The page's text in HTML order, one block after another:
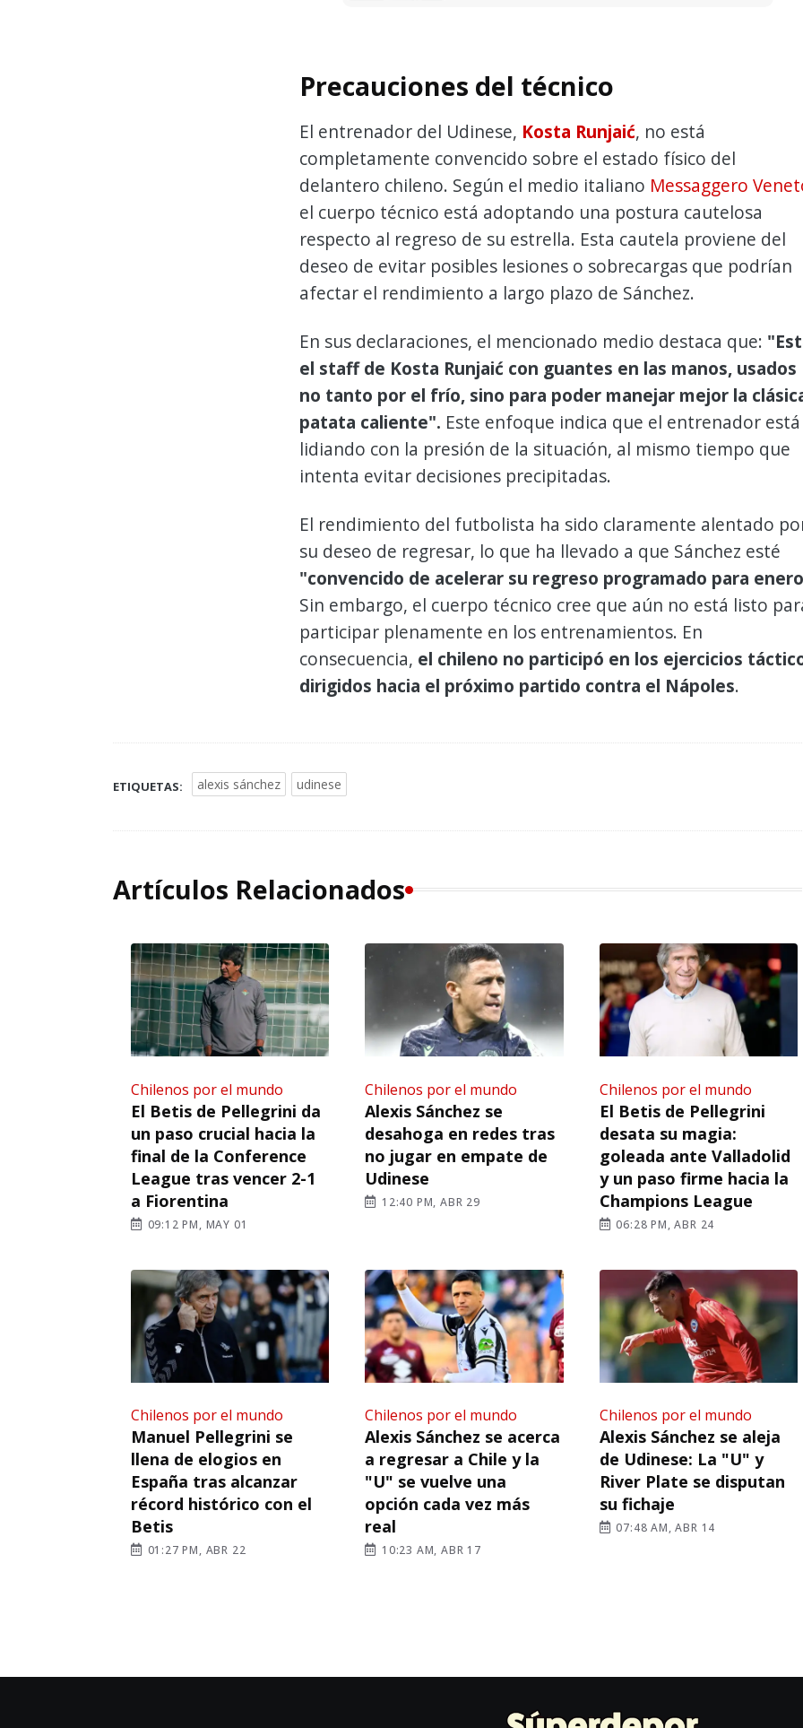
Precauciones del técnico
El entrenador del Udinese, Kosta Runjaić, no está
completamente convencido sobre el estado físico del
delantero chileno. Según el medio italiano Messaggero
el cuerpo técnico está adoptando una postura cautelosa
respecto al regreso de su estrella. Esta cautela proviene del
deseo de evitar posibles lesiones o sobrecargas que podrían
afectar el rendimiento a largo plazo de Sánchez.
En sus declaraciones, el mencionado medio destaca que:
el staff de Kosta Runjaić con guantes en las manos, usados
no tanto por el frío, sino para poder manejar mejor la
patata caliente". Este enfoque indica que el entrenador está
lidiando con la presión de la situación, al mismo tiempo que
intenta evitar decisiones precipitadas.
El rendimiento del futbolista ha sido claramente alentado
su deseo de regresar, lo que ha llevado a que Sánchez esté
"convencido de acelerar su regreso programado para
Sin embargo, el cuerpo técnico cree que aún no está listo
participar plenamente en los entrenamientos. En
consecuencia, el chileno no participó en los ejercicios
dirigidos hacia el próximo partido contra el Nápoles.
ETIQUETAS: alexis sánchez udinese
Artículos Relacionados
Chilenos por el mundo
El Betis de Pellegrini da
un paso crucial hacia la
final de la Conference
League tras vencer 2-1
a Fiorentina
09:12 PM, MAY 01
Chilenos por el mundo
Alexis Sánchez se
desahoga en redes tras
no jugar en empate de
Udinese
12:40 PM, ABR 29
Chilenos por el mundo
El Betis de Pellegrini
desata su magia:
goleada ante Valladolid
y un paso firme hacia la
Champions League
06:28 PM, ABR 24
Chilenos por el mundo
Manuel Pellegrini se
llena de elogios en
España tras alcanzar
récord histórico con el
Betis
01:27 PM, ABR 22
Chilenos por el mundo
Alexis Sánchez se acerca
a regresar a Chile y la
"U" se vuelve una
opción cada vez más
real
10:23 AM, ABR 17
Chilenos por el mundo
Alexis Sánchez se aleja
de Udinese: La "U" y
River Plate se disputan
su fichaje
07:48 AM, ABR 14